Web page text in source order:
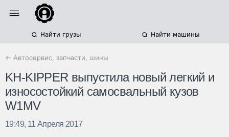
Найти грузы Найти машины
← Автосервис, запчасти, шины
KH-KIPPER выпустила новый легкий и
износостойкий самосвальный кузов
W1MV
19:49, 11 Апреля 2017